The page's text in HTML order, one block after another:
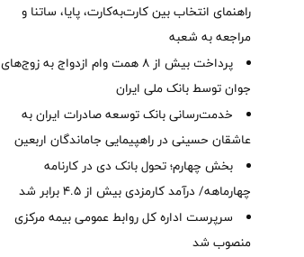
راهنمای انتخاب بین کارت‌به‌کارت، پایا، ساتنا و
مراجعه به شعبه
پرداخت بیش از ۸ همت وام ازدواج به زوج‌های
جوان توسط بانک ملی ایران
خدمت‌رسانی بانک توسعه صادرات ایران به
عاشقان حسینی در راهپیمایی جاماندگان اربعین
بخش چهارم؛ تحول بانک دی در کارنامه
چهارماهه/ درآمد کارمزدی بیش از ۴.۵ برابر شد
سرپرست اداره کل روابط عمومی بیمه مرکزی
منصوب شد